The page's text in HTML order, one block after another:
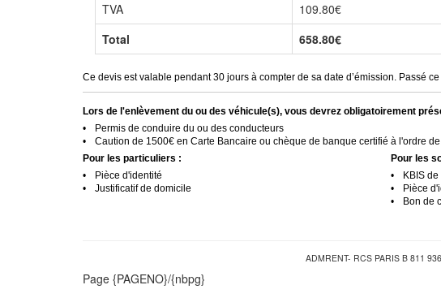
TVA
109.80€
Total
658.80€
Ce devis est valable pendant 30 jours à compter de sa date d’émission. Passé
Lors de l'enlèvement du ou des véhicule(s), vous devrez obligatoirement
•
Permis de conduire du ou des conducteurs
•
Caution de 1500€ en Carte Bancaire ou chèque de banque certifié à l'ordre
Pour les particuliers :
•
Pièce d'identité
•
Justificatif de domicile
Pour les
•
KBIS
•
Pièce
•
Bon de
ADMRENT- RCS PARIS B 811
Page {PAGENO}/{nbpg}